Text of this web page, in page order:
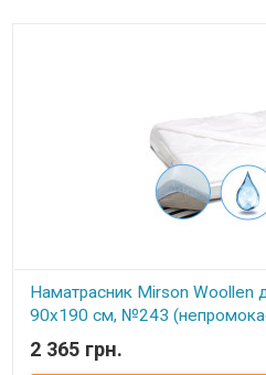
Наматрасник Mirson Woollen
90x190 см, №243
периметру)
2 365 грн.